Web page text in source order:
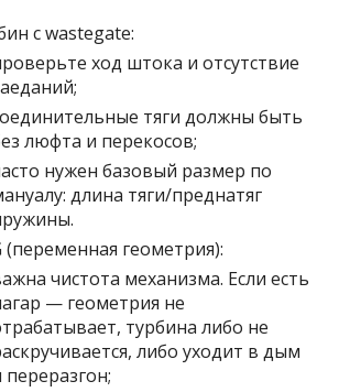
с wastegate:
ход штока и отсутствие
тяги должны быть
люфта и перекосов;
нужен базовый размер по
длина тяги/преднатяг
(переменная геометрия):
чистота механизма. Если есть
— геометрия не
турбина либо не
либо уходит в дым
переразгон;